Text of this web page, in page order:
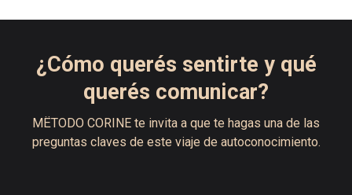
¿Cómo querés sentirte y qué
querés comunicar?
MËTODO CORINE te invita a que te hagas una de las
preguntas claves de este viaje de autoconocimiento.